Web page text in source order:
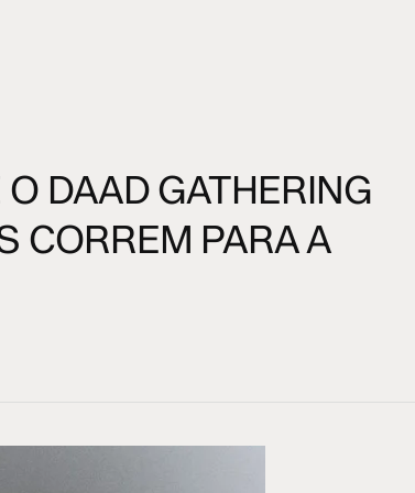
DAAD GATHERING
CORREM PARA A